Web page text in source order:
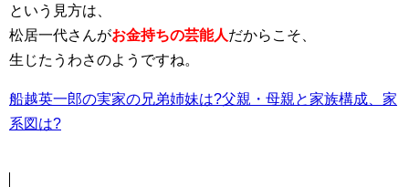
という見方は、
松居一代さんがお金持ちの芸能人だからこそ、
生じたうわさのようですね。
船越英一郎の実家の兄弟姉妹は?父親・母親と家族構成、家
系図は?